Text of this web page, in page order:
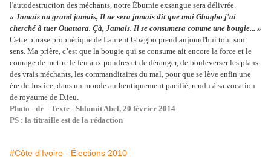
l'autodestruction des méchants, notre Éburnie exsangue sera délivrée.
« Jamais au grand jamais, Il ne sera jamais dit que moi Gbagbo j'ai
cherché à tuer Ouattara. Çà, Jamais. Il se consumera comme une bougie... »
Cette phrase prophétique de Laurent Gbagbo prend aujourd'hui tout son
sens. Ma prière, c’est que la bougie qui se consume ait encore la force et le
courage de mettre le feu aux poudres et de déranger, de bouleverser les plans
des vrais méchants, les commanditaires du mal, pour que se lève enfin une
ère de Justice, dans un monde authentiquement pacifié, rendu à sa vocation
de royaume de D.ieu.
Photo - dr Texte - Shlomit Abel, 20 février 2014
PS : la titraille est de la rédaction
#Côte d'Ivoire - Élections 2010